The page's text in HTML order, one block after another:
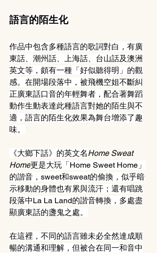
語言的陌生化
作品中包含多種語言的歌詞對白，有廣
東話、潮州話、上海話、台山話及澳洲
英文等，頗有一種「好似聽得明」的觀
感。在開場段落中，被飛機空姐不斷糾
正廣東話口音的年輕舞者，配合著舞蹈
動作生動表達此種語言對她的陌生與不
適，語言的陌生化效果為舞台增添了趣
味。
《大鄉下話》的英文名Home Sweat
Home更是大玩「Home Sweet Home」
的諧音，sweet和sweat的偷換，似乎暗
示移動的身體也有累與流汗；還有唱跳
段落中La La Land的諧音轉換，多處盡
顯廣東話的盞鬼之處。
在這裡，不同的語言雖未必全然達成順
暢的溝通和理解，但被合在同一和音中